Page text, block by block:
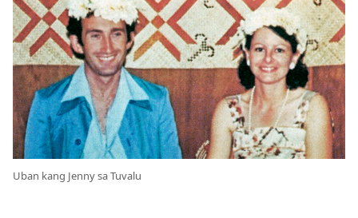
Uban kang Jenny sa Tuvalu